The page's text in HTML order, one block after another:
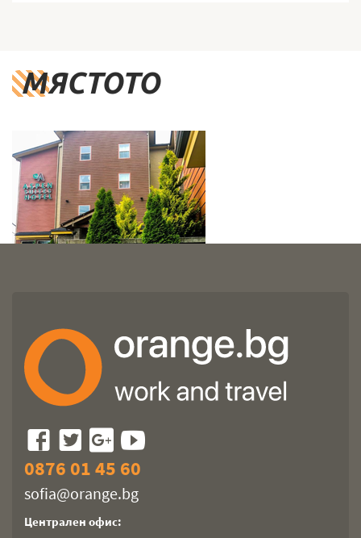
МЯСТОТО
0876 01 45 60
sofia@orange.bg
Централен офис: